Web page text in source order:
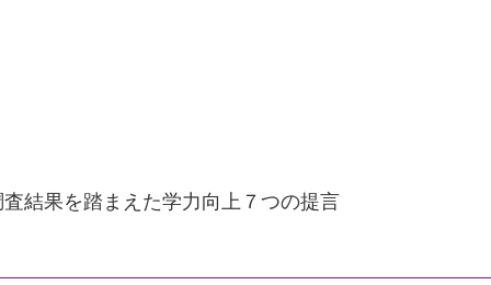
果を踏まえた学力向上７つの提言